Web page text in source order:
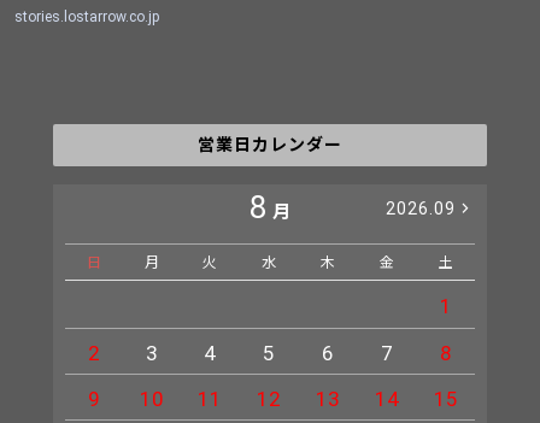
stories.lostarrow.co.jp
営業日カレンダー
8 月 2026.09
日 月 火 水 木 金 土
1
2
3 4 5 6 7
8
9
10 11 12 13 14
15